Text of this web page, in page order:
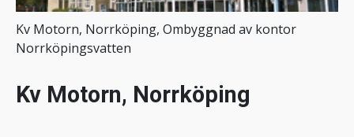
Kv Motorn, Norrköping, Ombyggnad av kontor
Norrköpingsvatten
Kv Motorn, Norrköping